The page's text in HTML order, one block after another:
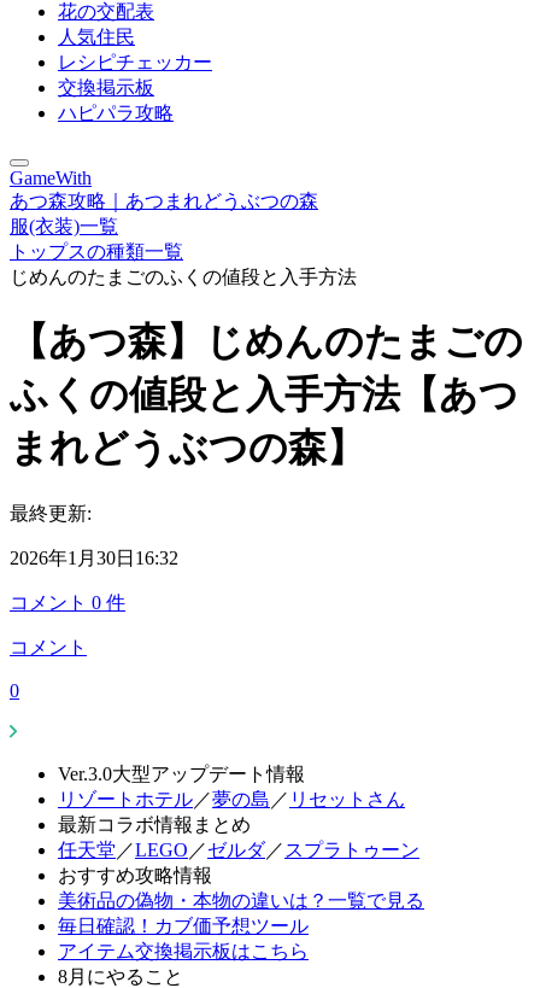
花の交配表
人気住民
レシピチェッカー
交換掲示板
ハピパラ攻略
GameWith
あつ森攻略｜あつまれどうぶつの森
服(衣装)一覧
トップスの種類一覧
じめんのたまごのふくの値段と入手方法
【あつ森】じめんのたまごの
ふくの値段と入手方法【あつ
まれどうぶつの森】
最終更新:
2026年1月30日16:32
コメント 0 件
コメント
0
Ver.3.0大型アップデート情報
リゾートホテル／夢の島 ／ リセットさん
最新コラボ情報まとめ
任天堂 ／LEGO ／ゼルダ／ スプラトゥーン
おすすめ攻略情報
美術品の偽物・本物の違いは？一覧で見る
毎日確認！カブ価予想ツール
アイテム交換掲示板はこちら
8月にやること